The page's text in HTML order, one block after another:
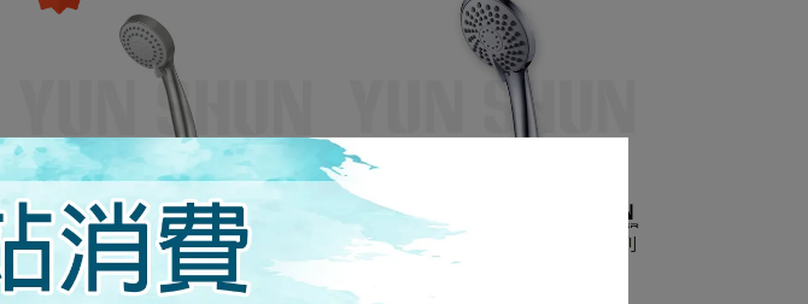
DAY&DAY 日日 衛浴 三段式 連蓬頭
ED-V 24138
NT$760NT$950
LOLAT 精品銅器 浴室用品 配件系列
HS 322 CP 三段式按摩蓮蓬頭